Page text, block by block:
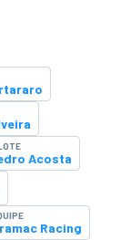
Acosta
Racing